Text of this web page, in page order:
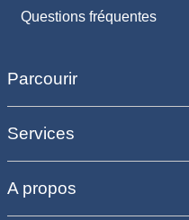
Questions fréquentes
Parcourir
Services
A propos